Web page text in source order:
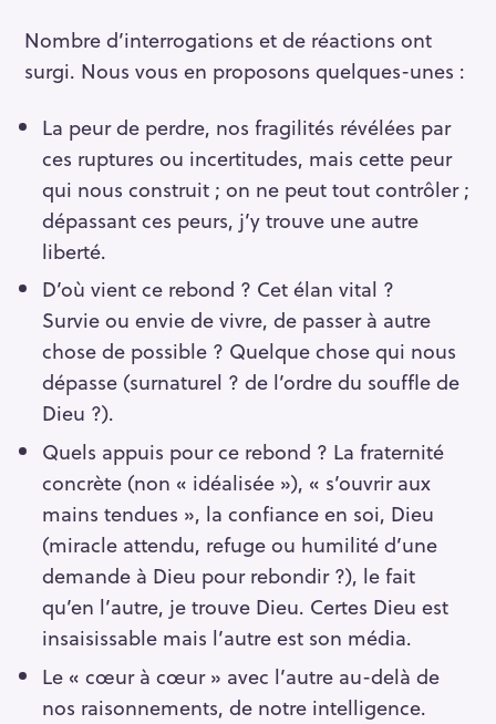
Nombre d’interrogations et de réactions ont
surgi. Nous vous en proposons quelques-unes :
La peur de perdre, nos fragilités révélées par
ces ruptures ou incertitudes, mais cette peur
qui nous construit ; on ne peut tout contrôler ;
dépassant ces peurs, j’y trouve une autre
liberté.
D’où vient ce rebond ? Cet élan vital ?
Survie ou envie de vivre, de passer à autre
chose de possible ? Quelque chose qui nous
dépasse (surnaturel ? de l’ordre du souffle de
Dieu ?).
Quels appuis pour ce rebond ? La fraternité
concrète (non « idéalisée »), « s’ouvrir aux
mains tendues », la confiance en soi, Dieu
(miracle attendu, refuge ou humilité d’une
demande à Dieu pour rebondir ?), le fait
qu’en l’autre, je trouve Dieu. Certes Dieu est
insaisissable mais l’autre est son média.
Le « cœur à cœur » avec l’autre au-delà de
nos raisonnements, de notre intelligence.